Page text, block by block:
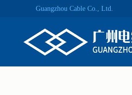
Guangzhou Cable Co., Ltd.